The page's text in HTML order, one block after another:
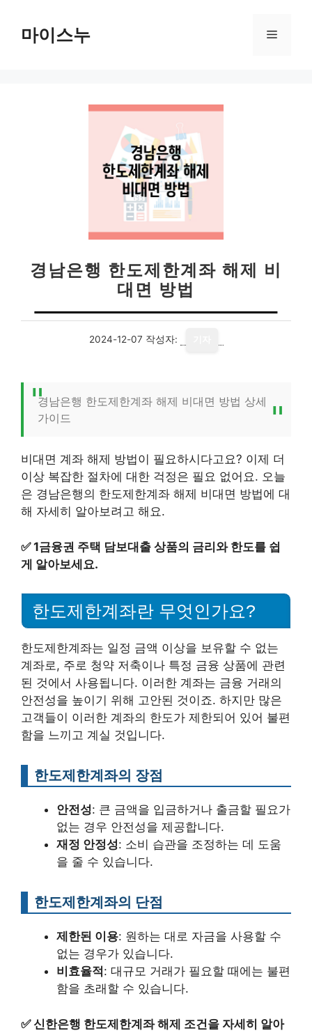
마이스누 메
경남은행 한도제한계좌 해제 비
대면 방법
2024-12-07 작성자:
경남은행 한도제한계좌 해제 비대면 방법 상세
가이드
비대면 계좌 해제 방법이 필요하시다고요? 이제 더
이상 복잡한 절차에 대한 걱정은 필요 없어요. 오늘
은 경남은행의 한도제한계좌 해제 비대면 방법에 대
해 자세히 알아보려고 해요.
✅1금융권 주택 담보대출 상품의 금리와 한도를 쉽
게 알아보세요.
한도제한계좌란 무엇인가요?
한도제한계좌는 일정 금액 이상을 보유할 수 없는
계좌로, 주로 청약 저축이나 특정 금융 상품에 관련
된 것에서 사용됩니다. 이러한 계좌는 금융 거래의
안전성을 높이기 위해 고안된 것이죠. 하지만 많은
고객들이 이러한 계좌의 한도가 제한되어 있어 불편
함을 느끼고 계실 것입니다.
한도제한계좌의 장점
안전성: 큰 금액을 입금하거나 출금할 필요가
없는 경우 안전성을 제공합니다.
재정 안정성: 소비 습관을 조정하는 데 도움
을 줄 수 있습니다.
한도제한계좌의 단점
제한된 이용: 원하는 대로 자금을 사용할 수
없는 경우가 있습니다.
비효율적 : 대규모 거래가 필요할 때에는 불편
함을 초래할 수 있습니다.
✅신한은행 한도제한계좌 해제 조건을 자세히 알아